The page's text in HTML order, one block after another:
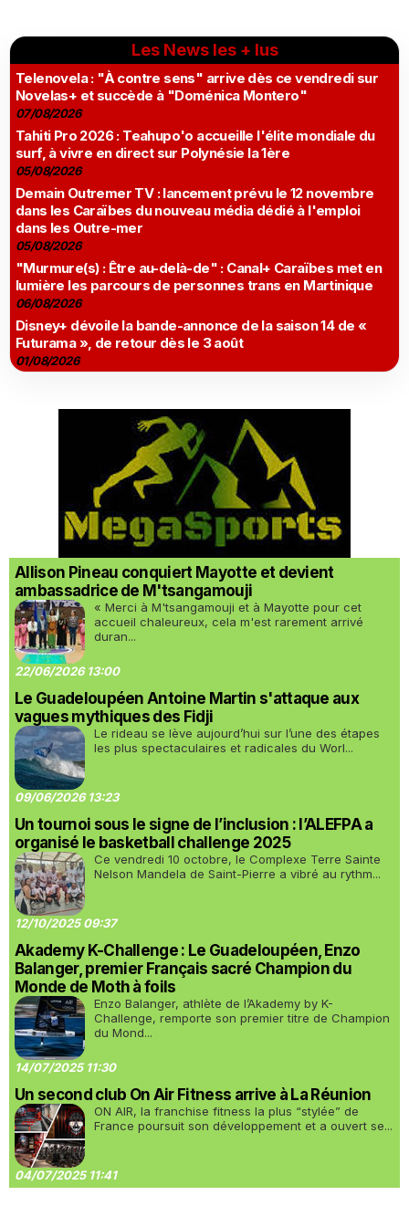
Les News les + lus
Telenovela : "À contre sens" arrive dès ce vendredi sur
Novelas+ et succède à "Doménica Montero"
07/08/2026
Tahiti Pro 2026 : Teahupo'o accueille l'élite mondiale du
surf, à vivre en direct sur Polynésie la 1ère
05/08/2026
Demain Outremer TV : lancement prévu le 12 novembre
dans les Caraïbes du nouveau média dédié à l'emploi
dans les Outre-mer
05/08/2026
"Murmure(s) : Être au-delà-de" : Canal+ Caraïbes met en
lumière les parcours de personnes trans en Martinique
06/08/2026
Disney+ dévoile la bande-annonce de la saison 14 de «
Futurama », de retour dès le 3 août
01/08/2026
Allison Pineau conquiert Mayotte et devient
ambassadrice de M'tsangamouji
« Merci à M'tsangamouji et à Mayotte pour cet
accueil chaleureux, cela m'est rarement arrivé
duran...
22/06/2026 13:00
Le Guadeloupéen Antoine Martin s'attaque aux
vagues mythiques des Fidji
Le rideau se lève aujourd’hui sur l’une des étapes
les plus spectaculaires et radicales du Worl...
09/06/2026 13:23
Un tournoi sous le signe de l’inclusion : l’ALEFPA a
organisé le basketball challenge 2025
Ce vendredi 10 octobre, le Complexe Terre Sainte
Nelson Mandela de Saint-Pierre a vibré au rythm...
12/10/2025 09:37
Akademy K-Challenge : Le Guadeloupéen, Enzo
Balanger, premier Français sacré Champion du
Monde de Moth à foils
Enzo Balanger, athlète de l’Akademy by K-
Challenge, remporte son premier titre de Champion
du Mond...
14/07/2025 11:30
Un second club On Air Fitness arrive à La Réunion
ON AIR, la franchise fitness la plus “stylée” de
France poursuit son développement et a ouvert se...
04/07/2025 11:41